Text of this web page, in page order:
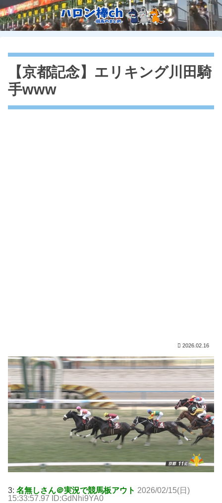
【京都記念】エリキング川田騎
手www
2026.02.16
3: 名無しさん＠実況で競馬板アウト 2026/02/15(日)
15:33:57.97 ID:GdNhi9YA0